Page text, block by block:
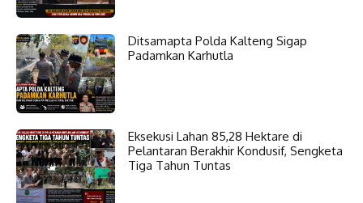
Ditsamapta Polda Kalteng Sigap
Padamkan Karhutla
Eksekusi Lahan 85,28 Hektare di
Pelantaran Berakhir Kondusif, Sengketa
Tiga Tahun Tuntas